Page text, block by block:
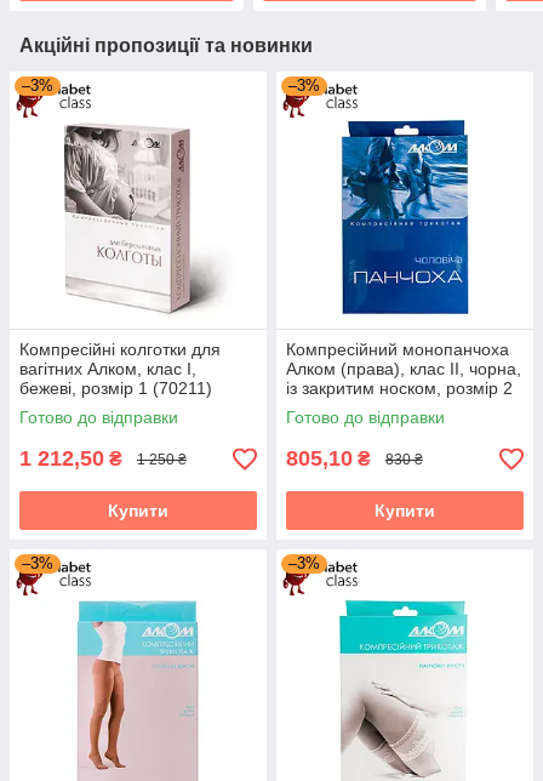
Акційні пропозиції та новинки
–3%
Компресійні колготки для
вагітних Алком, клас I,
бежеві, розмір 1 (70211)
Готово до відправки
1 212,50 ₴ 1 250 ₴
Купити
–3%
Компресійний монопанчоха
Алком (права), клас II, чорна,
із закритим носком, розмір 2
(6062)
Готово до відправки
805,10 ₴ 830 ₴
Купити
–3% –3%